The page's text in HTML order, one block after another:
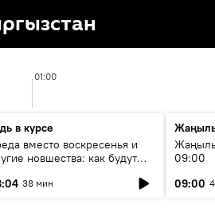
01:00
в курсе
вместо воскресенья и
новшества: как будут
38 мин
09:00
09:00